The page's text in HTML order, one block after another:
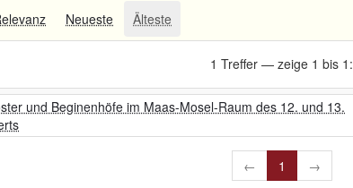
Neueste Älteste
1 Treffer — zeige 1 bis 1:
und Beginenhöfe im Maas-Mosel-Raum des 12. und 13.
← 1 →